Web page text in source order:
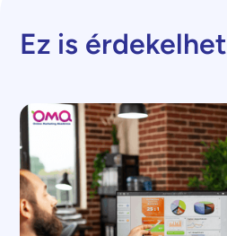
Ez is érdekelhet